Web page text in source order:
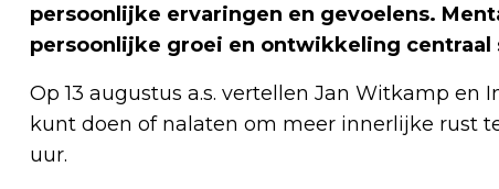
persoonlijke ervaringen en gevoelens.
persoonlijke groei en ontwikkeling centraal
Op 13 augustus a.s. vertellen Jan Witkamp en
kunt doen of nalaten om meer innerlijke rust
uur.